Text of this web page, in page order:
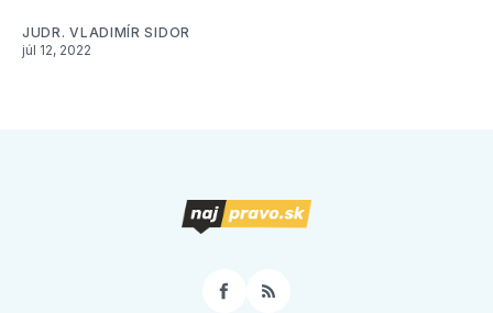
JUDR. VLADIMÍR SIDOR
júl 12, 2022
Facebook
RSS